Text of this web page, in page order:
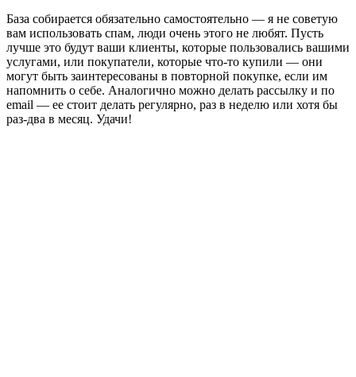
База собирается обязательно самостоятельно — я не советую
вам использовать спам, люди очень этого не любят. Пусть
лучше это будут ваши клиенты, которые пользовались вашими
услугами, или покупатели, которые что-то купили — они
могут быть заинтересованы в повторной покупке, если им
напомнить о себе. Аналогично можно делать рассылку и по
email — ее стоит делать регулярно, раз в неделю или хотя бы
раз-два в месяц. Удачи!